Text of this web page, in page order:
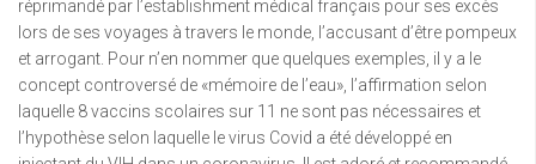
réprimandé par l’establishment médical français pour ses excès
lors de ses voyages à travers le monde, l’accusant d’être pompeux
et arrogant. Pour n’en nommer que quelques exemples, il y a le
concept controversé de «mémoire de l’eau», l’affirmation selon
laquelle 8 vaccins scolaires sur 11 ne sont pas nécessaires et
l’hypothèse selon laquelle le virus Covid a été développé en